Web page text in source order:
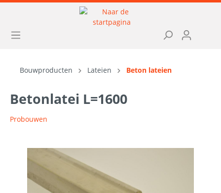
Bouwproducten Lateien Beton lateien
Betonlatei L=1600
Probouwen